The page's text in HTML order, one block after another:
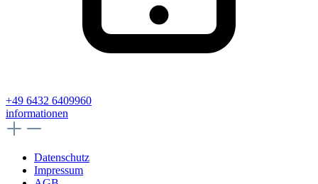
+49 6432 6409960
informationen
Datenschutz
Impressum